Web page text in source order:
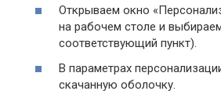
Открываем окно
на рабочем столе и
соответствующий пункт).
В параметрах
скачанную оболочку.